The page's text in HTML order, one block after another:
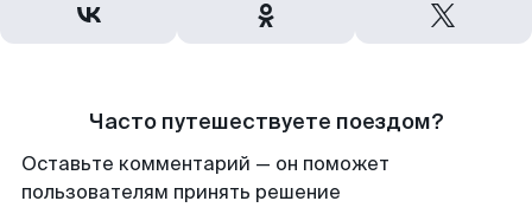
Часто путешествуете поездом?
Оставьте комментарий — он поможет
пользователям принять решение